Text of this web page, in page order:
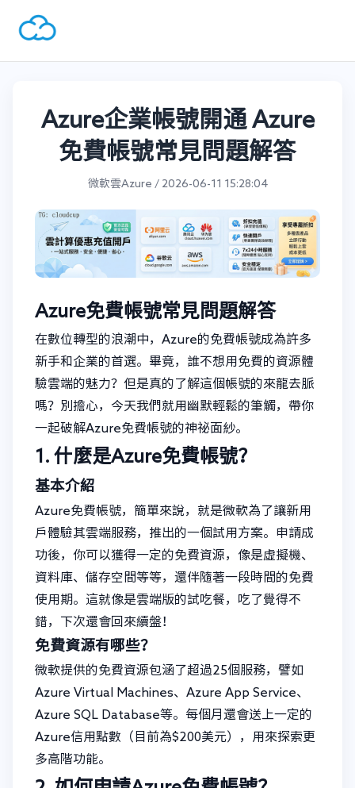
Azure企業帳號開通 Azure
免費帳號常見問題解答
微軟雲Azure / 2026-06-11 15:28:04
Azure免費帳號常見問題解答
在數位轉型的浪潮中，Azure的免費帳號成為許多
新手和企業的首選。畢竟，誰不想用免費的資源體
驗雲端的魅力？但是真的了解這個帳號的來龍去脈
嗎？別擔心，今天我們就用幽默輕鬆的筆觸，帶你
一起破解Azure免費帳號的神祕面紗。
1. 什麼是Azure免費帳號？
基本介紹
Azure免費帳號，簡單來說，就是微軟為了讓新用
戶體驗其雲端服務，推出的一個試用方案。申請成
功後，你可以獲得一定的免費資源，像是虛擬機、
資料庫、儲存空間等等，還伴隨著一段時間的免費
使用期。這就像是雲端版的試吃餐，吃了覺得不
錯，下次還會回來續盤！
免費資源有哪些？
微軟提供的免費資源包涵了超過25個服務，譬如
Azure Virtual Machines、Azure App Service、
Azure SQL Database等。每個月還會送上一定的
Azure信用點數（目前為$200美元），用來探索更
多高階功能。